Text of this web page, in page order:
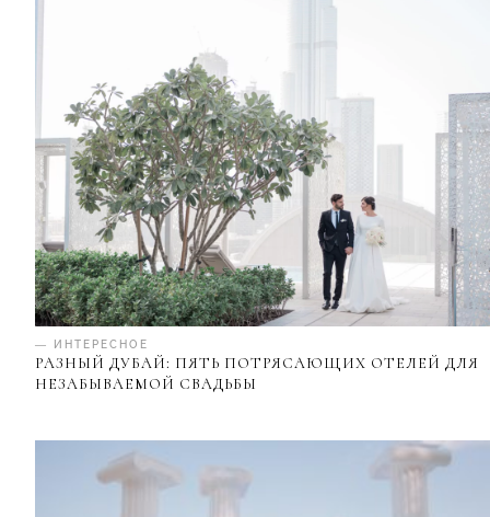
— ИНТЕРЕСНОЕ
РАЗНЫЙ ДУБАЙ: ПЯТЬ ПОТРЯСАЮЩИХ ОТЕЛЕЙ ДЛЯ
НЕЗАБЫВАЕМОЙ СВАДЬБЫ